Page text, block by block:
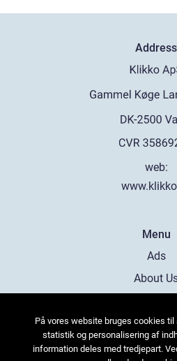
Address
web:
Menu
Ads
About
Contact
Sitemap
På vores website bruges cookies
statistik og personalisering af
information deles med tredjepart.